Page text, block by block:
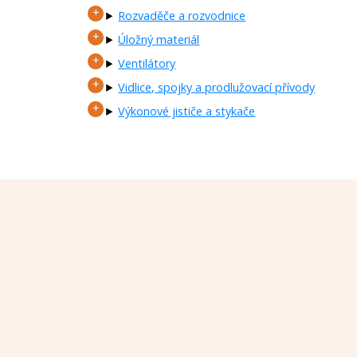
Rozvaděče a rozvodnice
Úložný materiál
Ventilátory
Vidlice, spojky a prodlužovací přívody
Výkonové jističe a stykače